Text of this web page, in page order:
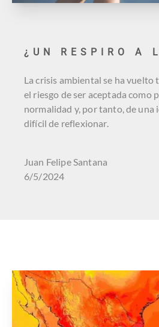
¿UN RESPIRO A
La crisis ambiental se ha vuelto
el riesgo de ser aceptada como
normalidad y, por tanto, de una
difícil de reflexionar.
Juan Felipe Santana
6/5/2024